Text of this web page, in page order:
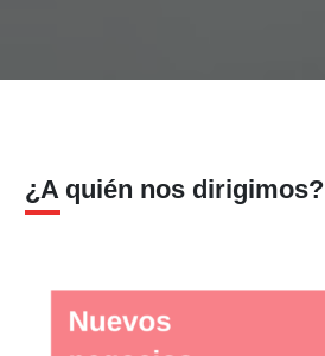
¿A quién nos dirigimos?